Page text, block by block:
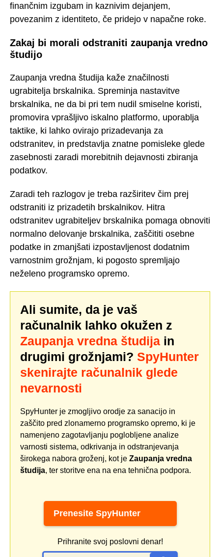
finančnim izgubam in kaznivim dejanjem,
povezanim z identiteto, če pridejo v napačne roke.
Zakaj bi morali odstraniti zaupanja vredno
študijo
Zaupanja vredna študija kaže značilnosti
ugrabitelja brskalnika. Spreminja nastavitve
brskalnika, ne da bi pri tem nudil smiselne koristi,
promovira vprašljivo iskalno platformo, uporablja
taktike, ki lahko ovirajo prizadevanja za
odstranitev, in predstavlja znatne pomisleke glede
zasebnosti zaradi morebitnih dejavnosti zbiranja
podatkov.
Zaradi teh razlogov je treba razširitev čim prej
odstraniti iz prizadetih brskalnikov. Hitra
odstranitev ugrabiteljev brskalnika pomaga obnoviti
normalno delovanje brskalnika, zaščititi osebne
podatke in zmanjšati izpostavljenost dodatnim
varnostnim grožnjam, ki pogosto spremljajo
neželeno programsko opremo.
Ali sumite, da je vaš
računalnik lahko okužen z
Zaupanja vredna študija in
drugimi grožnjami? SpyHunter
skenirajte računalnik glede
nevarnosti
SpyHunter je zmogljivo orodje za sanacijo in
zaščito pred zlonamerno programsko opremo, ki je
namenjeno zagotavljanju poglobljene analize
varnosti sistema, odkrivanja in odstranjevanja
širokega nabora groženj, kot je Zaupanja vredna
študija, ter storitve ena na ena tehnična podpora.
Prenesite SpyHunter
Prihranite svoj poslovni denar!